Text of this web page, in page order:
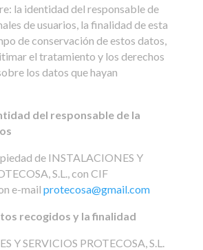
la identidad del responsable de
de usuarios, la finalidad de esta
de conservación de estos datos,
el tratamiento y los derechos
los datos que hayan
del responsable de la
de INSTALACIONES Y
S.L., con CIF
e-mail protecosa@gmail.com
recogidos y la finalidad
Y SERVICIOS PROTECOSA, S.L.